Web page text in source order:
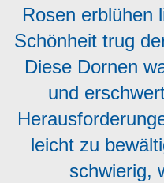
Rosen erblühen
Schönheit trug
Diese Dornen
und
leicht zu
schwierig,